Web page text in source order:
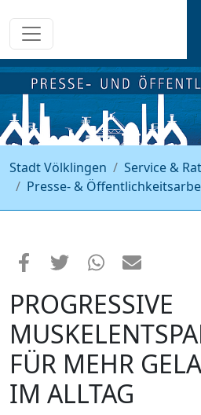
Stadt Völklingen Service &
Presse- &
PROGRESSIVE
FÜR MEHR
IM ALLTAG